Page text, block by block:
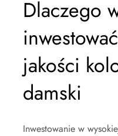
Dlaczego
jakości
damski
Inwestowanie w